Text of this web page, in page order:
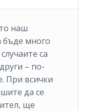
наш
много
са
– по-
При всички
да се
ще